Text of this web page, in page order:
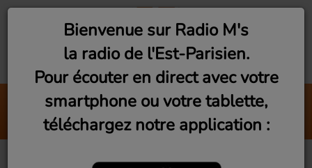
La Fin du Moi, le
HK & Les Saltimbanks
Vu d'Ici! Ep6 - Le rucher
Bienvenue sur Radio M's
la radio de l'Est-Parisien.
Pour écouter en direct avec votre
smartphone ou votre tablette,
téléchargez notre application :